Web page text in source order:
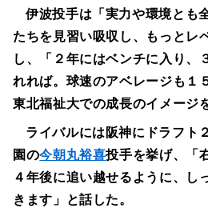
伊波投手は「実力や環境とも
たちを見習い吸収し、もっとレ
し、「２年にはベンチに入り、
れれば。球速のアベレージも１
東北福祉大での成長のイメージ
ライバルには阪神にドラフト
園の今朝丸裕喜投手を挙げ、「
４年後に追い越せるように、し
きます」と話した。